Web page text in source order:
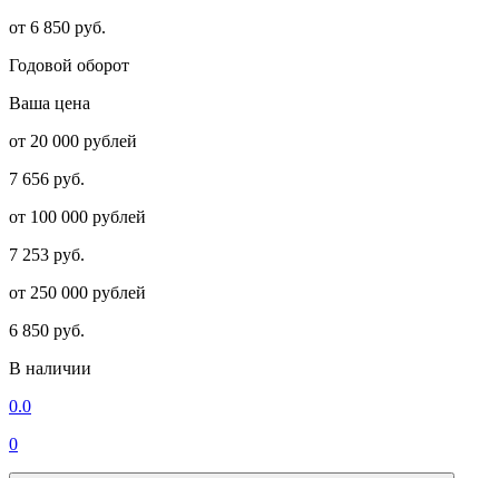
от 6 850 руб.
Годовой оборот
Ваша цена
от 20 000 рублей
7 656 руб.
от 100 000 рублей
7 253 руб.
от 250 000 рублей
6 850 руб.
В наличии
0.0
0